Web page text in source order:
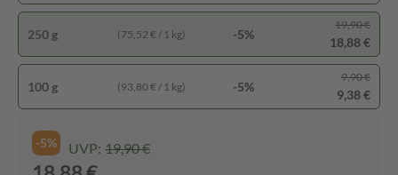
250 g (75,52 € / 1 kg) -5%
19,90 €
18,88 €
100 g (93,80 € / 1 kg) -5%
9,90 €
9,38 €
-5% UVP: 19,90 €